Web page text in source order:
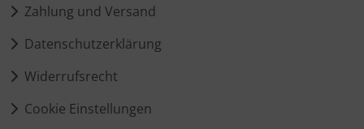
Zahlung und Versand
Datenschutzerklärung
Widerrufsrecht
Cookie Einstellungen